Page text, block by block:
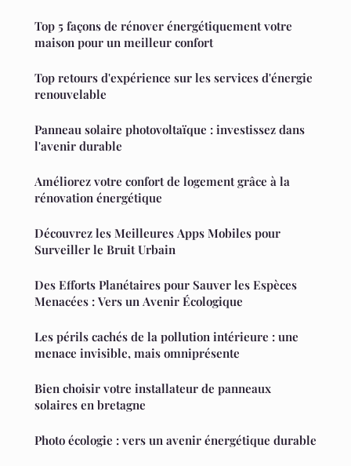
Top 5 façons de rénover énergétiquement votre
maison pour un meilleur confort
Top retours d'expérience sur les services d'énergie
renouvelable
Panneau solaire photovoltaïque : investissez dans
l'avenir durable
Améliorez votre confort de logement grâce à la
rénovation énergétique
Découvrez les Meilleures Apps Mobiles pour
Surveiller le Bruit Urbain
Des Efforts Planétaires pour Sauver les Espèces
Menacées : Vers un Avenir Écologique
Les périls cachés de la pollution intérieure : une
menace invisible, mais omniprésente
Bien choisir votre installateur de panneaux
solaires en bretagne
Photo écologie : vers un avenir énergétique durable